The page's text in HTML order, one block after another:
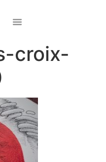
croix-